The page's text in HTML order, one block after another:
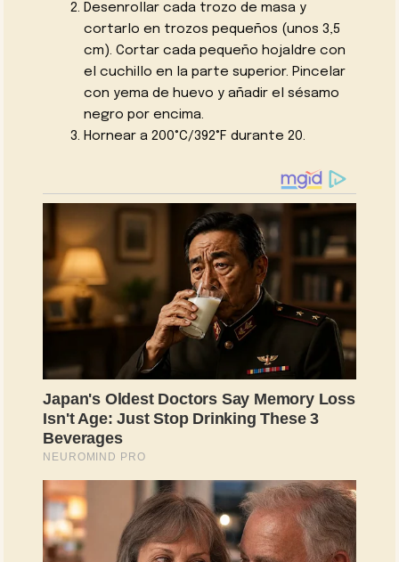
Desenrollar cada trozo de masa y
cortarlo en trozos pequeños (unos 3,5
cm). Cortar cada pequeño hojaldre con
el cuchillo en la parte superior. Pincelar
con yema de huevo y añadir el sésamo
negro por encima.
Hornear a 200°C/392°F durante 20.